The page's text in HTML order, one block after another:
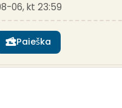
06, kt 23:59
Paieška